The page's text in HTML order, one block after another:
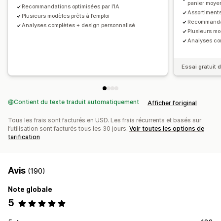
Réductions forfaitaires
Réductions en pourcentage
Deux pour le prix d’un
Abonnements
Tarification en gros
Campagnes Déclencheurs et règles
Automatisations
Ciblage Segmentation Balisage
Recommandations optimisées par l’IA
Plusieurs modèles prêts à l’emploi
Analyses complètes + design personnalisé
panier
Plusieurs
Analyses
Essai gratuit
Contient du texte traduit automatiquement Afficher l’original
Tous les frais sont facturés en USD. Les frais récurrents et basés sur
l’utilisation sont facturés tous les 30 jours. Voir toutes les options de
tarification
Avis (190)
Note globale
5